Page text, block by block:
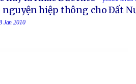
nguyện hiệp thông cho Ðất
Jan 2010